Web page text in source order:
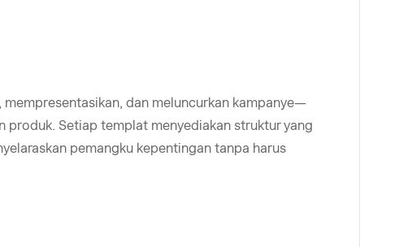
dan meluncurkan kampanye—
produk. Setiap templat menyediakan struktur yang
pemangku kepentingan tanpa harus